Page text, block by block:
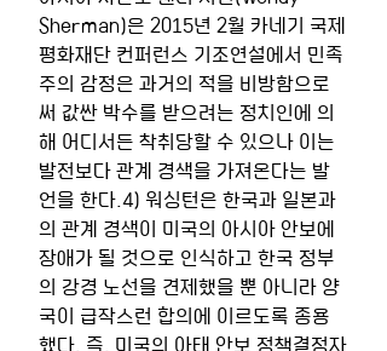
Sherman)은 2015년 2월 카네기 국제
평화재단 컨퍼런스 기조연설에서 민족
주의 감정은 과거의 적을 비방함으로
써 값싼 박수를 받으려는 정치인에 의
해 어디서든 착취당할 수 있으나 이는
발전보다 관계 경색을 가져온다는 발
언을 한다.4) 워싱턴은 한국과 일본과
의 관계 경색이 미국의 아시아 안보에
장애가 될 것으로 인식하고 한국 정부
의 강경 노선을 견제했을 뿐 아니라 양
국이 급작스런 합의에 이르도록 종용
했다. 즉, 미국의 아태 안보 정책결정자